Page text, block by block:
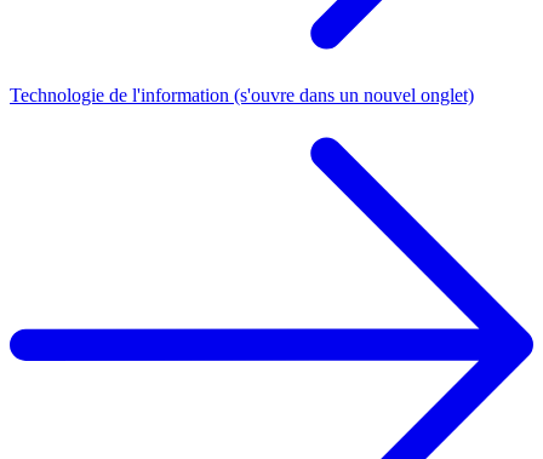
Technologie de l'information (s'ouvre dans un nouvel onglet)